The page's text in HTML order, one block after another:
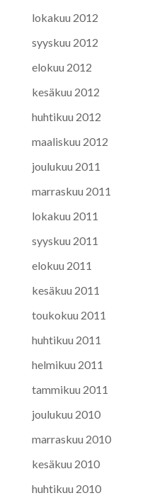
lokakuu 2012
syyskuu 2012
elokuu 2012
kesäkuu 2012
huhtikuu 2012
maaliskuu 2012
joulukuu 2011
marraskuu 2011
lokakuu 2011
syyskuu 2011
elokuu 2011
kesäkuu 2011
toukokuu 2011
huhtikuu 2011
helmikuu 2011
tammikuu 2011
joulukuu 2010
marraskuu 2010
kesäkuu 2010
huhtikuu 2010